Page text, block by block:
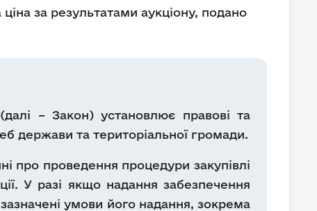
за результатами аукціону, подано
– Закон) установлює правові та
держави та територіальної громади.
про проведення процедури закупівлі
У разі якщо надання забезпечення
умови його надання, зокрема